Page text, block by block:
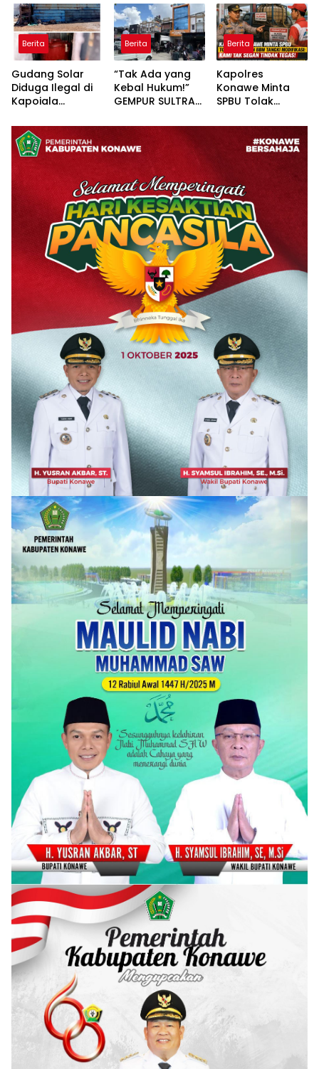
Langsung ke
Lahan Jagung
Desa Walay
Serap Aspirasi
Masyarakat
Padangguni
Publik Dibalas
Laporan,
Sementara
Substansi
Hukumnya Tidak
Pernah
Dijelaskan
Secara Terbuka
Berita
Gudang Solar
Diduga Ilegal di
Kapoiala
Dilaporkan ke
Lembaga Hukum
Berita
“Tak Ada yang
Kebal Hukum!”
GEMPUR SULTRA
Fajar S Tanawali
dan PT
Tadisangka, Siap
Kuasai Lahan
Puuwatu
Berita
Kapolres
Konawe Minta
SPBU Tolak
Tangki
Modifikasi: Kami
Tak Segan
Tindak Tegas!